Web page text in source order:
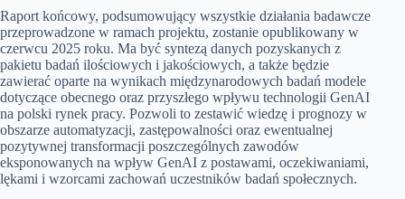
Raport końcowy, podsumowujący wszystkie działania badawcze
przeprowadzone w ramach projektu, zostanie opublikowany w
czerwcu 2025 roku. Ma być syntezą danych pozyskanych z
pakietu badań ilościowych i jakościowych, a także będzie
zawierać oparte na wynikach międzynarodowych badań modele
dotyczące obecnego oraz przyszłego wpływu technologii GenAI
na polski rynek pracy. Pozwoli to zestawić wiedzę i prognozy w
obszarze automatyzacji, zastępowalności oraz ewentualnej
pozytywnej transformacji poszczególnych zawodów
eksponowanych na wpływ GenAI z postawami, oczekiwaniami,
lękami i wzorcami zachowań uczestników badań społecznych.